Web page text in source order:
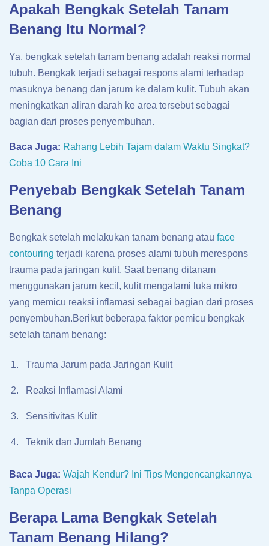
Apakah Bengkak Setelah Tanam
Benang Itu Normal?
Ya, bengkak setelah tanam benang adalah reaksi normal
tubuh. Bengkak terjadi sebagai respons alami terhadap
masuknya benang dan jarum ke dalam kulit. Tubuh akan
meningkatkan aliran darah ke area tersebut sebagai
bagian dari proses penyembuhan.
Baca Juga: Rahang Lebih Tajam dalam Waktu Singkat?
Coba 10 Cara Ini
Penyebab Bengkak Setelah Tanam
Benang
Bengkak setelah melakukan tanam benang atau face
contouring terjadi karena proses alami tubuh merespons
trauma pada jaringan kulit. Saat benang ditanam
menggunakan jarum kecil, kulit mengalami luka mikro
yang memicu reaksi inflamasi sebagai bagian dari proses
penyembuhan.Berikut beberapa faktor pemicu bengkak
setelah tanam benang:
Trauma Jarum pada Jaringan Kulit
Reaksi Inflamasi Alami
Sensitivitas Kulit
Teknik dan Jumlah Benang
Baca Juga: Wajah Kendur? Ini Tips Mengencangkannya
Tanpa Operasi
Berapa Lama Bengkak Setelah
Tanam Benang Hilang?